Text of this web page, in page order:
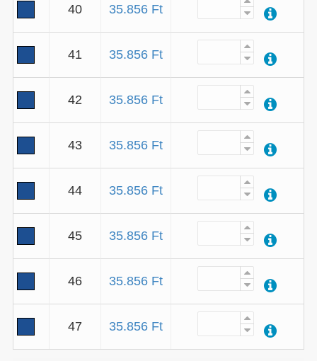
40 35.856 Ft
41 35.856 Ft
42 35.856 Ft
43 35.856 Ft
44 35.856 Ft
45 35.856 Ft
46 35.856 Ft
47 35.856 Ft